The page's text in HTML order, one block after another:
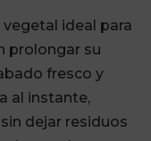
ideal para
prolongar su
fresco y
al instante,
dejar residuos